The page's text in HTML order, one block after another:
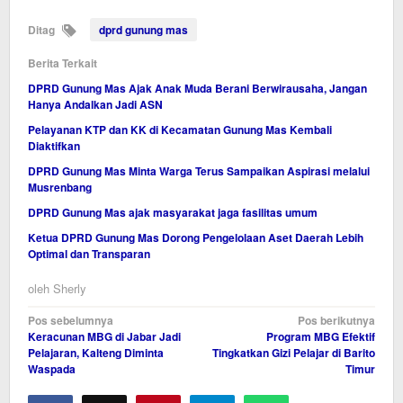
Ditag dprd gunung mas
Berita Terkait
DPRD Gunung Mas Ajak Anak Muda Berani Berwirausaha, Jangan
Hanya Andalkan Jadi ASN
Pelayanan KTP dan KK di Kecamatan Gunung Mas Kembali
Diaktifkan
DPRD Gunung Mas Minta Warga Terus Sampaikan Aspirasi melalui
Musrenbang
DPRD Gunung Mas ajak masyarakat jaga fasilitas umum
Ketua DPRD Gunung Mas Dorong Pengelolaan Aset Daerah Lebih
Optimal dan Transparan
oleh Sherly
Navigasi
pos
Pos sebelumnya
Keracunan MBG di Jabar Jadi
Pelajaran, Kalteng Diminta
Waspada
Pos berikutnya
Program MBG Efektif
Tingkatkan Gizi Pelajar di Barito
Timur